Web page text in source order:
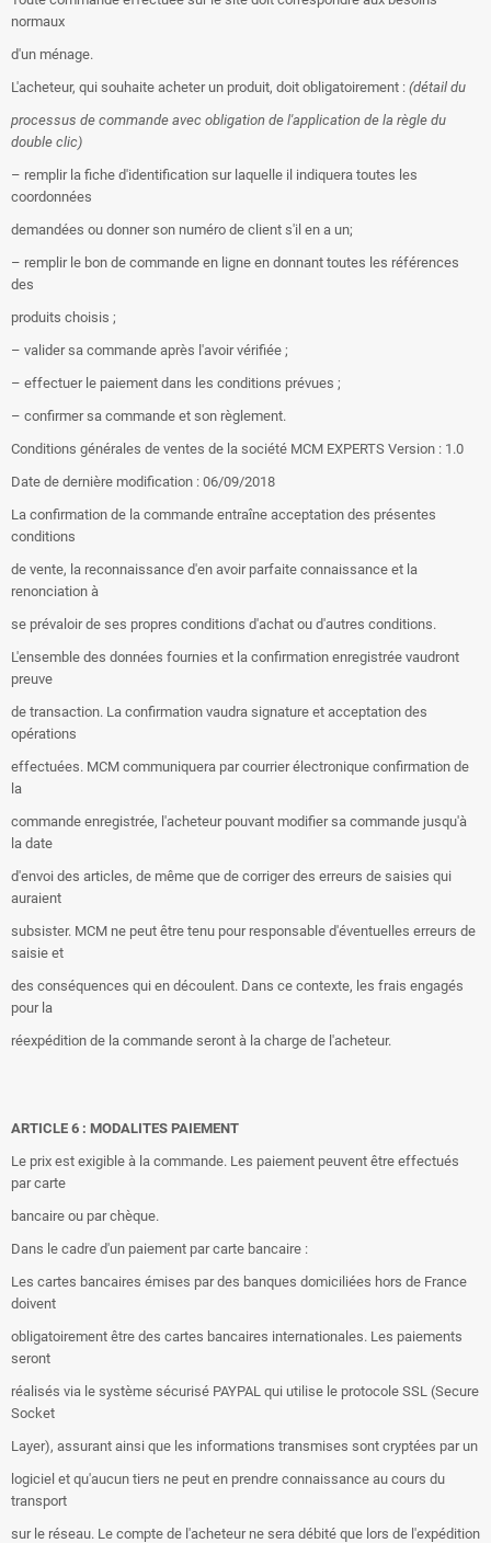
normaux
d'un ménage.
L'acheteur, qui souhaite acheter un produit, doit obligatoirement : (détail du
processus de commande avec obligation de l'application de la règle du
double clic)
– remplir la fiche d'identification sur laquelle il indiquera toutes les
coordonnées
demandées ou donner son numéro de client s'il en a un;
– remplir le bon de commande en ligne en donnant toutes les références
des
produits choisis ;
– valider sa commande après l'avoir vérifiée ;
– effectuer le paiement dans les conditions prévues ;
– confirmer sa commande et son règlement.
Conditions générales de ventes de la société MCM EXPERTS Version : 1.0
Date de dernière modification : 06/09/2018
La confirmation de la commande entraîne acceptation des présentes
conditions
de vente, la reconnaissance d'en avoir parfaite connaissance et la
renonciation à
se prévaloir de ses propres conditions d'achat ou d'autres conditions.
L'ensemble des données fournies et la confirmation enregistrée vaudront
preuve
de transaction. La confirmation vaudra signature et acceptation des
opérations
effectuées. MCM communiquera par courrier électronique confirmation de
la
commande enregistrée, l'acheteur pouvant modifier sa commande jusqu'à
la date
d'envoi des articles, de même que de corriger des erreurs de saisies qui
auraient
subsister. MCM ne peut être tenu pour responsable d'éventuelles erreurs de
saisie et
des conséquences qui en découlent. Dans ce contexte, les frais engagés
pour la
réexpédition de la commande seront à la charge de l'acheteur.
ARTICLE 6 : MODALITES PAIEMENT
Le prix est exigible à la commande. Les paiement peuvent être effectués
par carte
bancaire ou par chèque.
Dans le cadre d'un paiement par carte bancaire :
Les cartes bancaires émises par des banques domiciliées hors de France
doivent
obligatoirement être des cartes bancaires internationales. Les paiements
seront
réalisés via le système sécurisé PAYPAL qui utilise le protocole SSL (Secure
Socket
Layer), assurant ainsi que les informations transmises sont cryptées par un
logiciel et qu'aucun tiers ne peut en prendre connaissance au cours du
transport
sur le réseau. Le compte de l'acheteur ne sera débité que lors de l'expédition